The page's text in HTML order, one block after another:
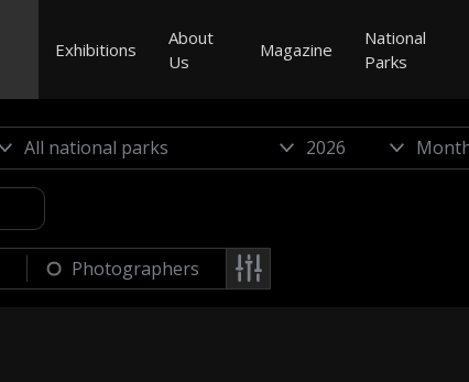
Exhibitions
About
Us
Magazine
National
Parks
Photographers